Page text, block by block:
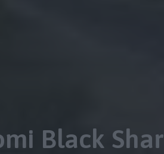
Black